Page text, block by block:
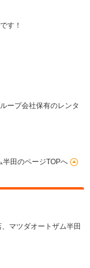
す！
ープ会社保有のレンタ
半田のページTOPへ
マツダオートザム半田